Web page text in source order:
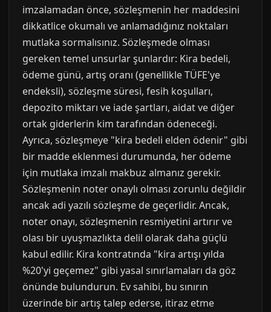
imzalamadan önce, sözleşmenin her maddesini
dikkatlice okumalı ve anlamadığınız noktaları
mutlaka sormalısınız. Sözleşmede olması
gereken temel unsurlar şunlardır: Kira bedeli,
ödeme günü, artış oranı (genellikle TÜFE'ye
endeksli), sözleşme süresi, fesih koşulları,
depozito miktarı ve iade şartları, aidat ve diğer
ortak giderlerin kim tarafından ödeneceği.
Ayrıca, sözleşmeye "kira bedeli elden ödenir" gibi
bir madde eklenmesi durumunda, her ödeme
için mutlaka imzalı makbuz almanız gerekir.
Sözleşmenin noter onaylı olması zorunlu değildir
ancak adi yazılı sözleşme de geçerlidir. Ancak,
noter onayı, sözleşmenin resmiyetini artırır ve
olası bir uyuşmazlıkta delil olarak daha güçlü
kabul edilir. Kira kontratında "kira artışı yılda
%20'yi geçemez" gibi yasal sınırlamaları da göz
önünde bulundurun. Ev sahibi, bu sınırın
üzerinde bir artış talep ederse, itiraz etme